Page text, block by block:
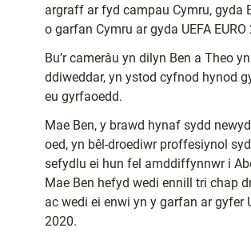
argraff ar fyd campau Cymru, gyda
o garfan Cymru ar gyda UEFA EURO
Bu’r camerâu yn dilyn Ben a Theo yn
ddiweddar, yn ystod cyfnod hynod
eu gyrfaoedd.
Mae Ben, y brawd hynaf sydd
oed, yn bêl-droediwr proffesiynol
sefydlu ei hun fel amddiffynnwr i
Mae Ben hefyd wedi ennill tri chap
ac wedi ei enwi yn y garfan ar gyfer
2020.